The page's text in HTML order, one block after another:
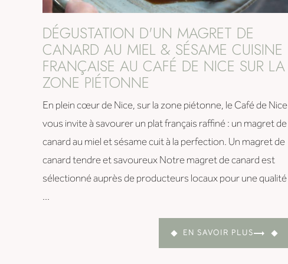
DÉGUSTATION D'UN MAGRET DE
CANARD AU MIEL & SÉSAME CUISINE
FRANÇAISE AU CAFÉ DE NICE SUR LA
ZONE PIÉTONNE
En plein cœur de Nice, sur la zone piétonne, le Café de Nice
vous invite à savourer un plat français raffiné : un magret de
canard au miel et sésame cuit à la perfection. Un magret de
canard tendre et savoureux Notre magret de canard est
sélectionné auprès de producteurs locaux pour une qualité
...
EN SAVOIR PLUS